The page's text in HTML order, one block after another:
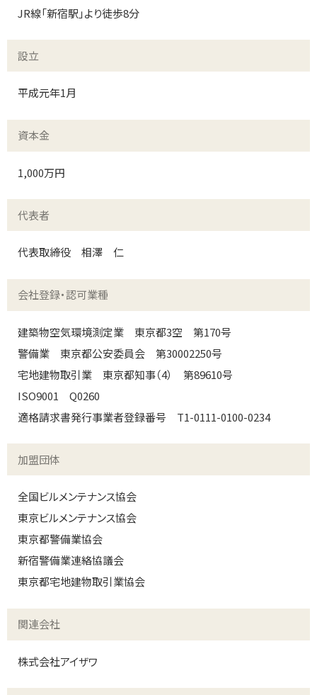
JR線「新宿駅」より徒歩8分
設立
平成元年1月
資本金
1,000万円
代表者
代表取締役 相澤 仁
会社登録・認可業種
建築物空気環境測定業 東京都3空 第170号
警備業 東京都公安委員会 第30002250号
宅地建物取引業 東京都知事（4） 第89610号
ISO9001 Q0260
適格請求書発行事業者登録番号 T1-0111-0100-0234
加盟団体
全国ビルメンテナンス協会
東京ビルメンテナンス協会
東京都警備業協会
新宿警備業連絡協議会
東京都宅地建物取引業協会
関連会社
株式会社アイザワ